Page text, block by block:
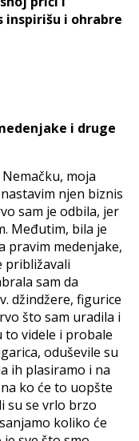
inspirišu i ohrabre
i druge
moja
njen biznis
sam je odbila, jer
Međutim, bila je
pravim medenjake,
približavali
sam da
džindžere, figurice
što sam uradila i
to videle i probale
oduševile su
ih plasiramo i na
ko će to uopšte
su se vrlo brzo
koliko će